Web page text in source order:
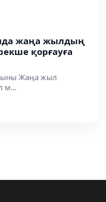
жаңа жылдың
қорғауға
Жаңа жыл
м...